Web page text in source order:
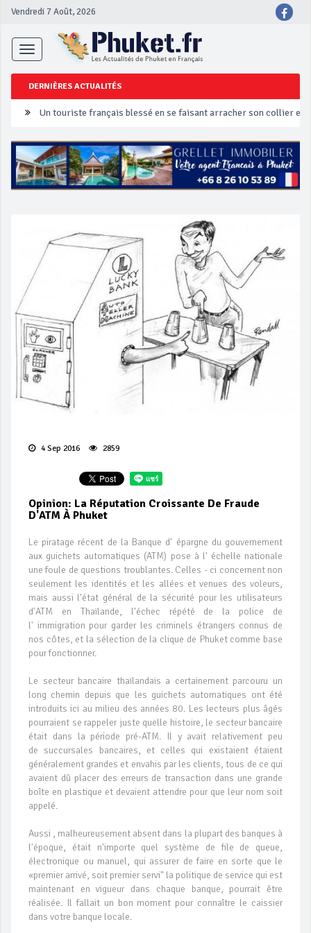
Vendredi 7 Août, 2026
Toggle
navigation
DERNIÈRES ACTUALITÉS
Un touriste français blessé en se faisant arracher son collier en
Phuket Peranakan Festival
‘Phuket Eye’ assurera la sécurité pendant Songkran
Campagne de sécurité routière ‘Seven Days of Danger’ de
4 Sep 2016 2859
Opinion: La Réputation Croissante De Fraude
D'ATM À Phuket
Le piratage récent de la Banque d' épargne du gouvernement
aux guichets automatiques (ATM) pose à l' échelle nationale
une foule de questions troublantes. Celles - ci concernent non
seulement les identités et les allées et venues des voleurs,
mais aussi l'état général de la sécurité pour les utilisateurs
d'ATM en Thaïlande, l'échec répété de la police de
l' immigration pour garder les criminels étrangers connus de
nos côtes, et la sélection de la clique de Phuket comme base
pour fonctionner.
Le secteur bancaire thaïlandais a certainement parcouru un
long chemin depuis que les guichets automatiques ont été
introduits ici au milieu des années 80. Les lecteurs plus âgés
pourraient se rappeler juste quelle histoire, le secteur bancaire
était dans la période pré-ATM. Il y avait relativement peu
de succursales bancaires, et celles qui existaient étaient
généralement grandes et envahis par les clients, tous de ce qui
avaient dû placer des erreurs de transaction dans une grande
boîte en plastique et devaient attendre pour que leur nom soit
appelé.
Aussi , malheureusement absent dans la plupart des banques à
l'époque, était n'importe quel système de file de queue,
électronique ou manuel, qui assurer de faire en sorte que le
«premier arrivé, soit premier servi" la politique de service qui est
maintenant en vigueur dans chaque banque, pourrait être
réalisée. Il fallait un bon moment pour connaître le caissier
dans votre banque locale.